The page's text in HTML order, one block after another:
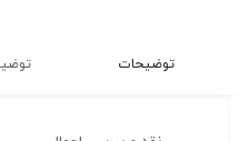
توضیحات